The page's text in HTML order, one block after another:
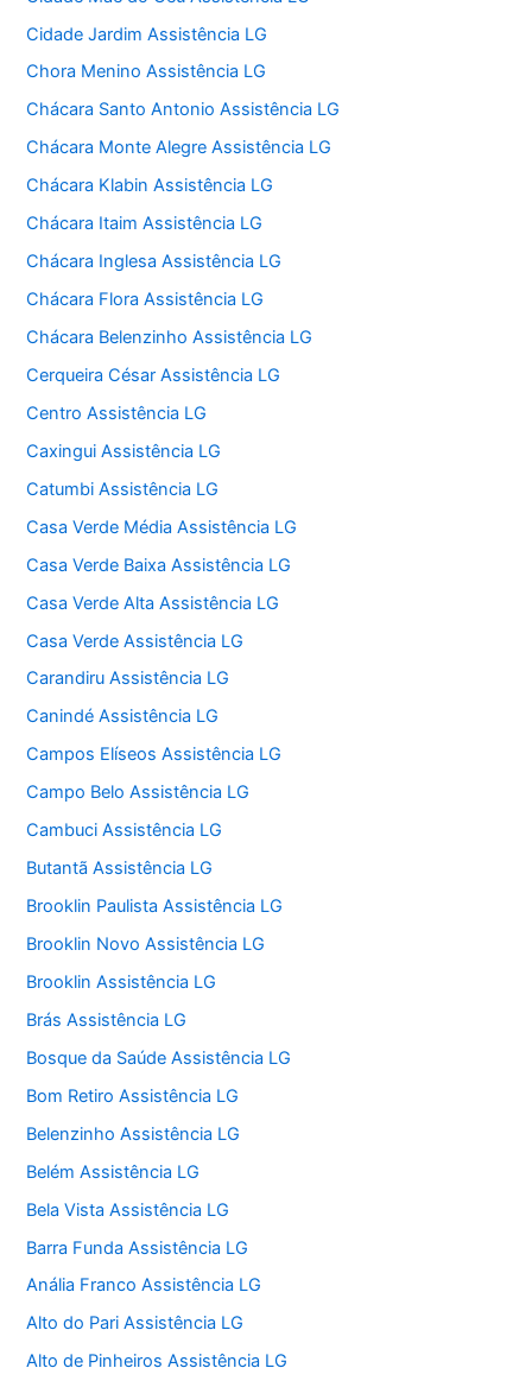
Cidade Jardim Assistência LG
Chora Menino Assistência LG
Chácara Santo Antonio Assistência LG
Chácara Monte Alegre Assistência LG
Chácara Klabin Assistência LG
Chácara Itaim Assistência LG
Chácara Inglesa Assistência LG
Chácara Flora Assistência LG
Chácara Belenzinho Assistência LG
Cerqueira César Assistência LG
Centro Assistência LG
Caxingui Assistência LG
Catumbi Assistência LG
Casa Verde Média Assistência LG
Casa Verde Baixa Assistência LG
Casa Verde Alta Assistência LG
Casa Verde Assistência LG
Carandiru Assistência LG
Canindé Assistência LG
Campos Elíseos Assistência LG
Campo Belo Assistência LG
Cambuci Assistência LG
Butantã Assistência LG
Brooklin Paulista Assistência LG
Brooklin Novo Assistência LG
Brooklin Assistência LG
Brás Assistência LG
Bosque da Saúde Assistência LG
Bom Retiro Assistência LG
Belenzinho Assistência LG
Belém Assistência LG
Bela Vista Assistência LG
Barra Funda Assistência LG
Anália Franco Assistência LG
Alto do Pari Assistência LG
Alto de Pinheiros Assistência LG